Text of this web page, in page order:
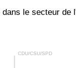
dans le secteur de
CDU/CSU/SPD